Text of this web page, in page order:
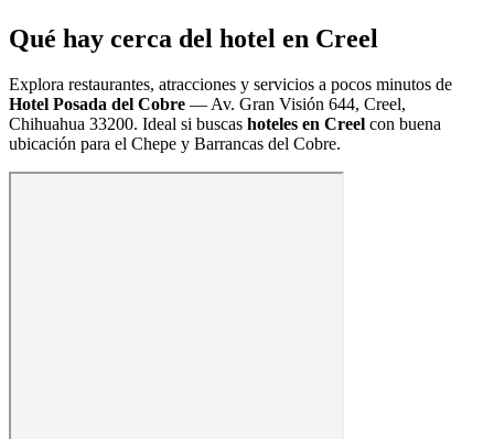
Qué hay cerca del hotel en Creel
Explora restaurantes, atracciones y servicios a pocos minutos de
Hotel Posada del Cobre —Av. Gran Visión 644, Creel,
Chihuahua 33200. Ideal si buscas hoteles en Creel con buena
ubicación para el Chepe y Barrancas del Cobre.